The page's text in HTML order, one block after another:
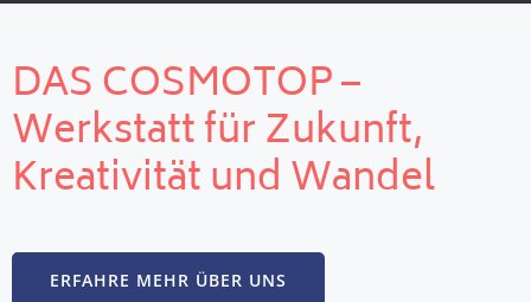
DAS COSMOTOP –
Werkstatt für Zukunft,
Kreativität und Wandel
ERFAHRE MEHR ÜBER UNS